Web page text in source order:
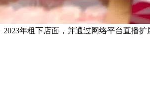
2023年租下店面，并通过网络平台直播扩